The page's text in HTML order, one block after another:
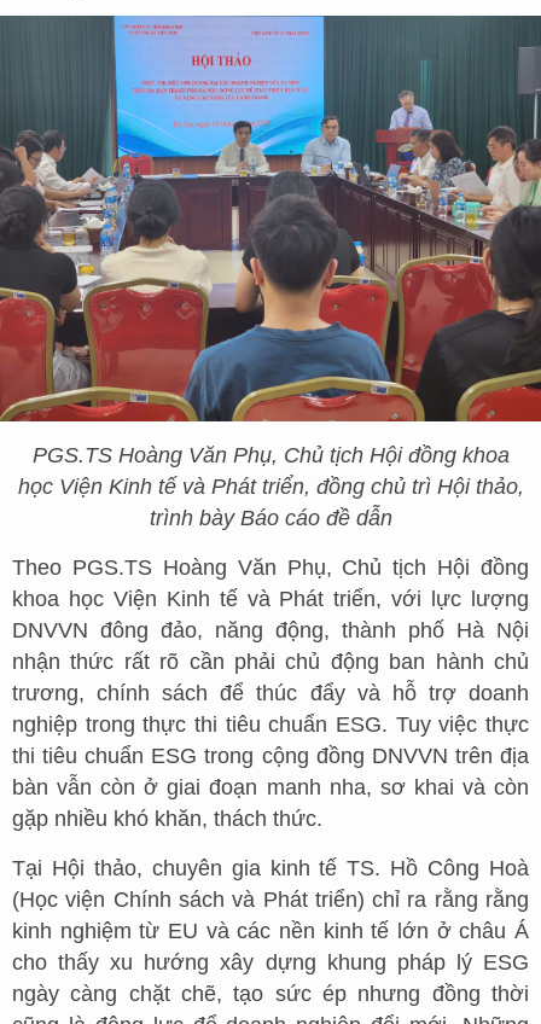
PGS.TS Hoàng Văn Phụ, Chủ tịch Hội đồng khoa
học Viện Kinh tế và Phát triển, đồng chủ trì Hội thảo,
trình bày Báo cáo đề dẫn
Theo PGS.TS Hoàng Văn Phụ, Chủ tịch Hội đồng
khoa học Viện Kinh tế và Phát triển, với lực lượng
DNVVN đông đảo, năng động, thành phố Hà Nội
nhận thức rất rõ cần phải chủ động ban hành chủ
trương, chính sách để thúc đẩy và hỗ trợ doanh
nghiệp trong thực thi tiêu chuẩn ESG. Tuy việc thực
thi tiêu chuẩn ESG trong cộng đồng DNVVN trên địa
bàn vẫn còn ở giai đoạn manh nha, sơ khai và còn
gặp nhiều khó khăn, thách thức.
Tại Hội thảo, chuyên gia kinh tế TS. Hồ Công Hoà
(Học viện Chính sách và Phát triển) chỉ ra rằng rằng
kinh nghiệm từ EU và các nền kinh tế lớn ở châu Á
cho thấy xu hướng xây dựng khung pháp lý ESG
ngày càng chặt chẽ, tạo sức ép nhưng đồng thời